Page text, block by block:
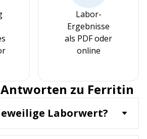
Labor-
Ergebnisse
als PDF oder
online
zu Ferritin
Laborwert?
das Eisen speichert, und